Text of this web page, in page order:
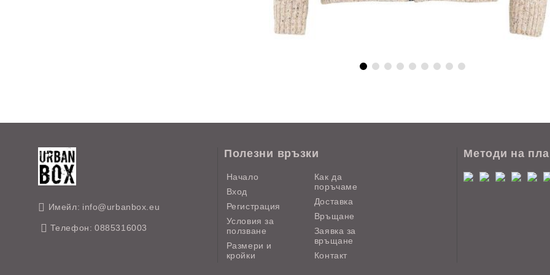
Имейл: info@urbanbox.eu
Телефон: 0885316003
Полезни връзки
Начало
Вход
Регистрация
Условия за
ползване
Размери и
кройки
Как да
поръчаме
Доставка
Връщане
Заявка за
връщане
Контакт
Методи на